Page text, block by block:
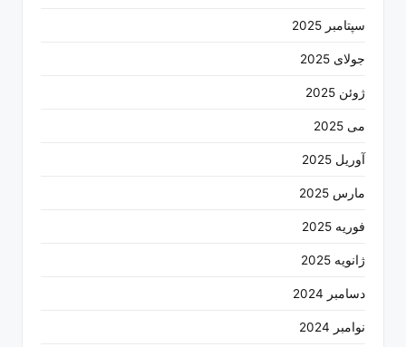
سپتامبر 2025
جولای 2025
ژوئن 2025
می 2025
آوریل 2025
مارس 2025
فوریه 2025
ژانویه 2025
دسامبر 2024
نوامبر 2024